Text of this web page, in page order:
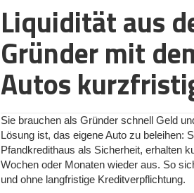
Zielsetzungen, wichtigen Notizen und
der Kapitalbeschaffungsprozess
zu erkennen, welche Schritte als
Kontakte oder Folgeaktionen übersehen
dass jeder Kontakt zählt und zur
Erfolgreiches Netzwerken beruht auf der
Unterstützung und bedeutet mehr als
inspirieren und zu fördern durch
selbst großzügig Unterstützung bietet,
von Fachwissen, kann man eine solide
Liquidität aus
Gründer mit
Autos
Sie brauchen als Gründer schnell Geld
Lösung ist, das eigene Auto zu beleihen:
Pfandkredithaus als Sicherheit, erhalten
Wochen oder Monaten wieder aus. So
und ohne langfristige Kreditverpflichtung.